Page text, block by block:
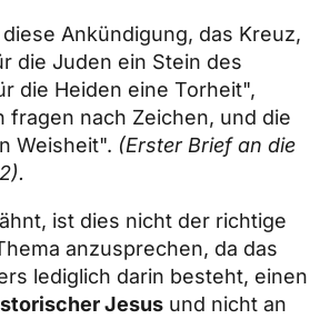
Ankündigung, das Kreuz,
die Juden ein Stein des
die Heiden eine Torheit",
fragen nach Zeichen, und die
Weisheit". (Erster Brief an die
ist dies nicht der richtige
anzusprechen, da das
lediglich darin besteht, einen
Jesus und nicht an